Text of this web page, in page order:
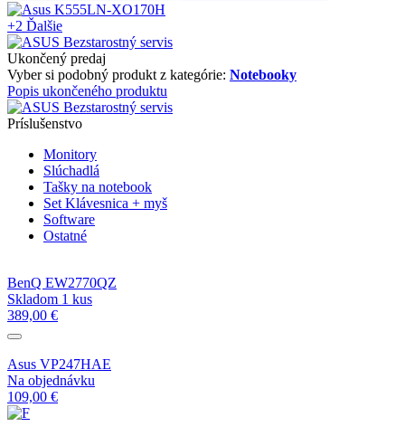
+2 Ďalšie
Ukončený predaj
Vyber si podobný produkt z kategórie: Notebooky
Popis ukončeného produktu
Príslušenstvo
Monitory
Slúchadlá
Tašky na notebook
Set Klávesnica + myš
Software
Ostatné
BenQ EW2770QZ
Skladom 1 kus
389,00 €
Asus VP247HAE
Na objednávku
109,00 €